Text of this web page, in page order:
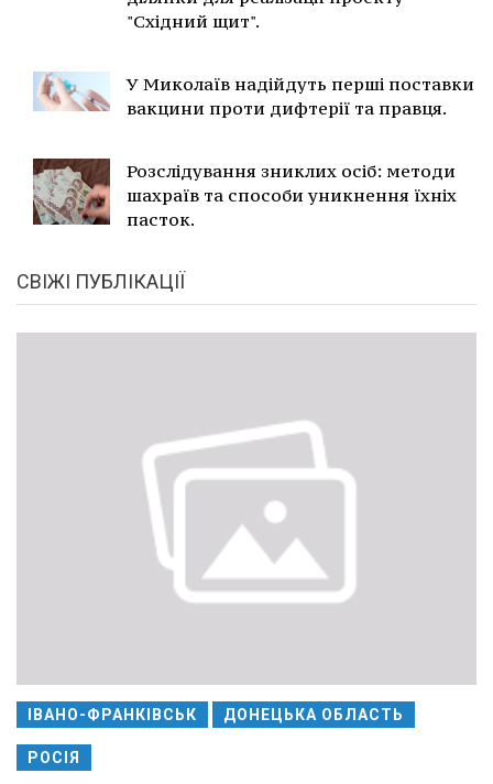
"Східний щит".
У Миколаїв надійдуть перші поставки
вакцини проти дифтерії та правця.
Розслідування зниклих осіб: методи
шахраїв та способи уникнення їхніх
пасток.
СВІЖІ ПУБЛІКАЦІЇ
ІВАНО-ФРАНКІВСЬК ДОНЕЦЬКА ОБЛАСТЬ
РОСІЯ